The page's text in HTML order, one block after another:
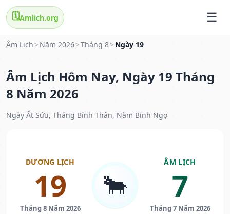
🗓️Amlich.org
Âm Lịch > Năm 2026>Tháng 8> Ngày 19
Âm Lịch Hôm Nay, Ngày 19 Tháng
8 Năm 2026
Ngày Ất Sửu, Tháng Bính Thân, Năm Bính Ngọ
DƯƠNG LỊCH
19
Tháng 8 Năm 2026
🐂
ÂM LỊCH
7
Tháng 7 Năm 2026